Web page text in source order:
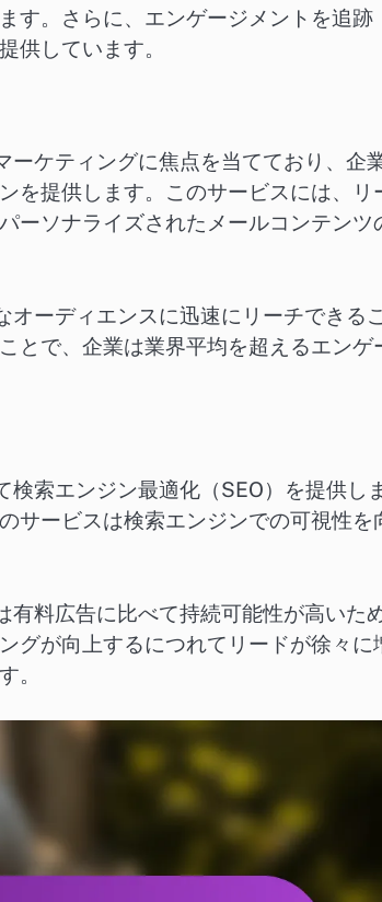
す。さらに、エンゲージメントを追跡
供しています。
ケティングに焦点を当てており、企
を提供します。このサービスには、リ
ーソナライズされたメールコンテンツ
ーディエンスに迅速にリーチできる
とで、企業は業界平均を超えるエンゲ
索エンジン最適化（SEO）を提供し
サービスは検索エンジンでの可視性を
料広告に比べて持続可能性が高いため
グが向上するにつれてリードが徐々に
。